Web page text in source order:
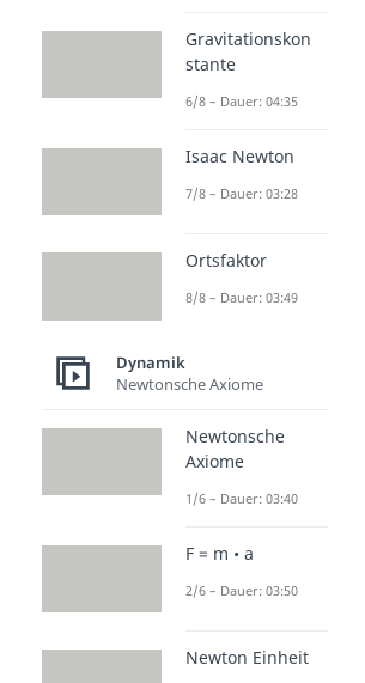
Gravitationskon
stante
6/8 – Dauer: 04:35
Isaac Newton
7/8 – Dauer: 03:28
Ortsfaktor
8/8 – Dauer: 03:49
Dynamik
Newtonsche Axiome
Newtonsche
Axiome
1/6 – Dauer: 03:40
F = m • a
2/6 – Dauer: 03:50
Newton Einheit